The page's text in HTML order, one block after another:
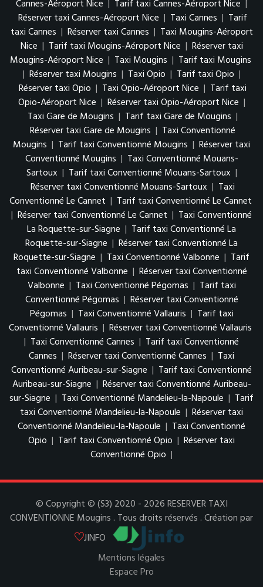
Cannes-Aéroport Nice | Tarif taxi Cannes-Aéroport Nice |
Réserver taxi Cannes-Aéroport Nice | Taxi Cannes | Tarif
taxi Cannes | Réserver taxi Cannes | Taxi Mougins-Aéroport
Nice | Tarif taxi Mougins-Aéroport Nice | Réserver taxi
Mougins-Aéroport Nice | Taxi Mougins | Tarif taxi Mougins
| Réserver taxi Mougins | Taxi Opio | Tarif taxi Opio |
Réserver taxi Opio | Taxi Opio-Aéroport Nice | Tarif taxi
Opio-Aéroport Nice | Réserver taxi Opio-Aéroport Nice |
Taxi Gare de Mougins | Tarif taxi Gare de Mougins |
Réserver taxi Gare de Mougins | Taxi Conventionné
Mougins | Tarif taxi Conventionné Mougins | Réserver taxi
Conventionné Mougins | Taxi Conventionné Mouans-
Sartoux | Tarif taxi Conventionné Mouans-Sartoux |
Réserver taxi Conventionné Mouans-Sartoux | Taxi
Conventionné Le Cannet | Tarif taxi Conventionné Le Cannet
| Réserver taxi Conventionné Le Cannet | Taxi Conventionné
La Roquette-sur-Siagne | Tarif taxi Conventionné La
Roquette-sur-Siagne | Réserver taxi Conventionné La
Roquette-sur-Siagne | Taxi Conventionné Valbonne | Tarif
taxi Conventionné Valbonne | Réserver taxi Conventionné
Valbonne | Taxi Conventionné Pégomas | Tarif taxi
Conventionné Pégomas | Réserver taxi Conventionné
Pégomas | Taxi Conventionné Vallauris | Tarif taxi
Conventionné Vallauris | Réserver taxi Conventionné Vallauris
| Taxi Conventionné Cannes | Tarif taxi Conventionné
Cannes | Réserver taxi Conventionné Cannes | Taxi
Conventionné Auribeau-sur-Siagne | Tarif taxi Conventionné
Auribeau-sur-Siagne | Réserver taxi Conventionné Auribeau-
sur-Siagne | Taxi Conventionné Mandelieu-la-Napoule | Tarif
taxi Conventionné Mandelieu-la-Napoule | Réserver taxi
Conventionné Mandelieu-la-Napoule | Taxi Conventionné
Opio | Tarif taxi Conventionné Opio | Réserver taxi
Conventionné Opio |
© Copyright © (S3) 2020 - 2026 RESERVER TAXI
CONVENTIONNE Mougins . Tous droits réservés . Création par
JINFO
Mentions légales
Espace Pro